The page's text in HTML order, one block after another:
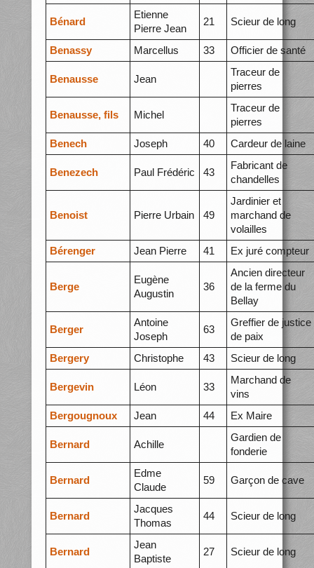
Bénard
Etienne
Pierre Jean
21 Scieur de long
Benassy Marcellus 33 Officier de santé
Benausse Jean
Traceur de
pierres
Benausse, fils Michel
Traceur de
pierres
Benech
Joseph 40 Cardeur de laine
Benezech Paul Frédéric 43
Fabricant de
chandelles
Benoist Pierre Urbain 49
Jardinier et
marchand de
volailles
Bérenger
Jean Pierre 41 Ex juré compteur
Berge
Eugène
Augustin
36
Ancien directeur
de la ferme du
Bellay
Berger
Antoine
Joseph
63
Greffier de justice
de paix
Bergery
Christophe 43 Scieur de long
Bergevin Léon 33
Marchand de
vins
Bergougnoux
Jean 44 Ex Maire
Bernard Achille
Gardien de
fonderie
Bernard
Edme
Claude
59 Garçon de cave
Bernard
Jacques
Thomas
44 Scieur de long
Bernard
Jean
Baptiste
27 Scieur de long